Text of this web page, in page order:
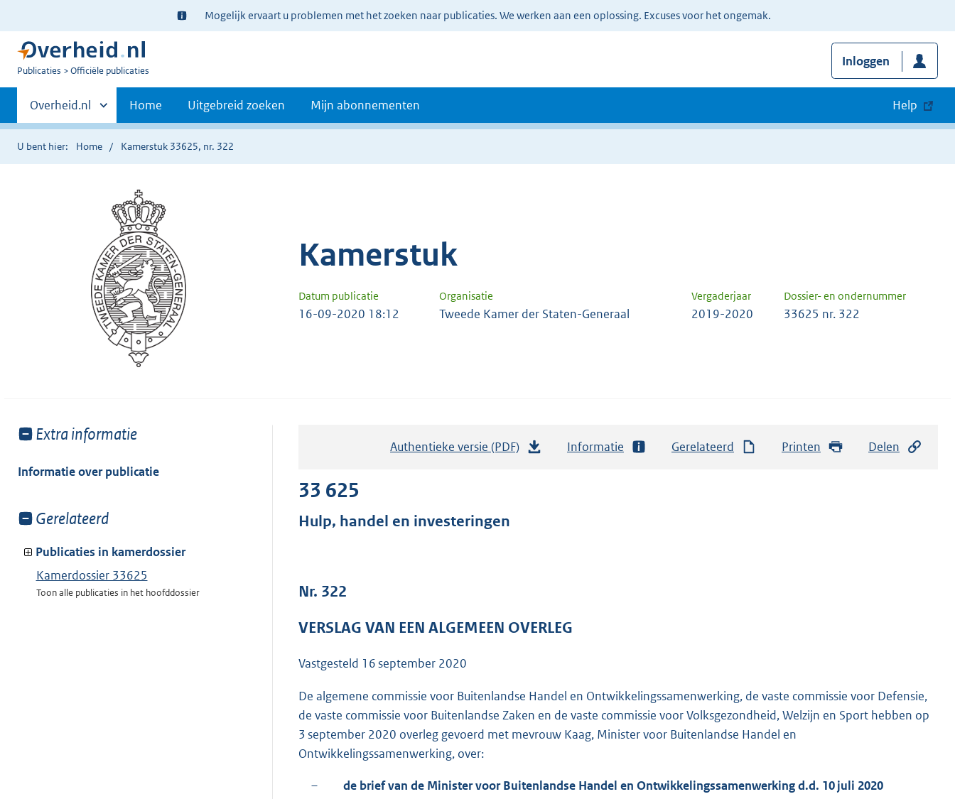
Ter
informatie:
Mogelijk ervaart u problemen met het zoeken naar publicaties. We werken aan een oplossing. Excuses voor het ongemak.
U
Publicaties Officiële publicaties
Inloggen
Primaire
navigatie
Andere
sites
binnen
Overheid.nl Home Uitgebreid zoeken Mijn abonnementen Help
U bent hier: Home Kamerstuk 33625, nr. 322
Kamerstuk
Datum publicatie Organisatie Vergaderjaar Dossier- en ondernummer
16-09-2020 18:12 Tweede Kamer der Staten-Generaal 2019-2020 33625 nr. 322
Toon
van:
Extra informatie
Informatie over publicatie
Toon
van:
Gerelateerd
Publicaties in kamerdossier
Kamerdossier 33625
Toon alle publicaties in het hoofddossier
Authentieke versie (PDF)
r
t
e
:
2
Informatie Gerelateerd Printen Delen
33 625
Hulp, handel en investeringen
Nr. 322
VERSLAG VAN EEN ALGEMEEN OVERLEG
Vastgesteld 16 september 2020
De algemene commissie voor Buitenlandse Handel en Ontwikkelingssamenwerking, de vaste commissie voor Defensie,
de vaste commissie voor Buitenlandse Zaken en de vaste commissie voor Volksgezondheid, Welzijn en Sport hebben op
3 september 2020 overleg gevoerd met mevrouw Kaag, Minister voor Buitenlandse Handel en
Ontwikkelingssamenwerking, over:
–
de brief van de Minister voor Buitenlandse Handel en Ontwikkelingssamenwerking d.d. 10 juli 2020